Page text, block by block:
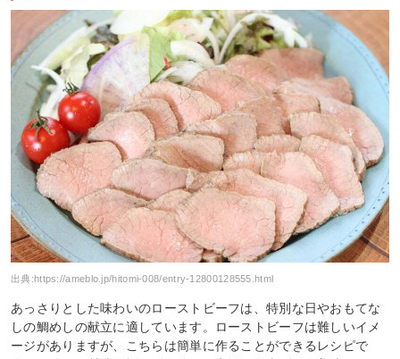
出典:https://ameblo.jp/hitomi-008/entry-12800128555.html
あっさりとした味わいのローストビーフは、特別な日やおもてな
しの鯛めしの献立に適しています。ローストビーフは難しいイメ
ージがありますが、こちらは簡単に作ることができるレシピで